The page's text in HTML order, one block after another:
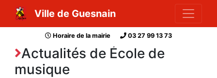
Ville de Guesnain
Horaire de la mairie 03 27 99 13 73
Actualités de École de
musique